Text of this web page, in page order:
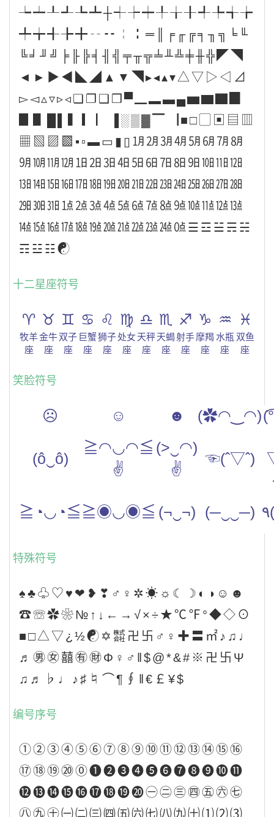
┶┷┸┹┺┻┼┽┾┿╀╁╂╃╄╅╆
╇╈╉╊╋╌╍╎╏═║╒╓╔╕╖╗╘╙
╚╛╜╝╞╟╠╡╢╣╤╥╦╧╨╩╪╫╬◤◥
◄►▶◀◣◢▲▼◥▸◂▴▾△▽▷◁⊿
▻◅▵▿▹◃❏❐❑❒▀▁▂▃▄▅▆▇▉
▊▋█▌▍▎▏▐░▒▓▔▕■□▢▣▤▥
▦▧▨▩▪▫▬▭▮▯㋀㋁㋂㋃㋄㋅㋆㋇
㋈㋉㋊㋋㏠㏡㏢㏣㏤㏥㏦㏧㏨㏩㏪㏫
㏬㏭㏮㏯㏰㏱㏲㏳㏴㏵㏶㏷㏸㏹㏺㏻
㏼㏽㏾㍙㍚㍛㍜㍝㍞㍟㍠㍡㍢㍣㍤㍥
㍦㍧㍨㍩㍪㍫㍬㍭㍮㍯㍰㍘☰☲☱☴☵
☶☳☷☯
十二星座符号
♈ ♉ ♊ ♋ ♌ ♍ ♎ ♏ ♐ ♑ ♒ ♓
牧羊
座
金牛
座
双子
座
巨蟹
座
狮子
座
处女
座
天秤
座
天蝎
座
射手
座
摩羯
座
水瓶
座
双鱼
座
笑脸符号
☹ ☺ ☻ (✿◠‿◠)
(ô‿ô)
≧◠◡◠≦
✌
(>‿◠)
✌
☜(ˆ▽ˆ)
≧◔◡◔≦ ≧◉◡◉≦ (¬‿¬) (─‿‿─)
特殊符号
♠♣♧♡♥❤❥❣♂♀✲☀☼☾☽◐◑☺☻
☎☏✿❀№↑↓←→√×÷★℃℉°◆◇⊙
■□△▽¿½☯✡㍿卍卐♂♀✚〓㎡♪♫♩
♬㊚㊛囍㊒㊖Φ♀♂‖$@*&#※卍卐Ψ
♫♬♭♩♪♯♮⌒¶∮‖€￡¥$
编号序号
①②③④⑤⑥⑦⑧⑨⑩⑪⑫⑬⑭⑮⑯
⑰⑱⑲⑳⓪❶❷❸❹❺❻❼❽❾❿⓫
⓬⓭⓮⓯⓰⓱⓲⓳⓴㊀㊁㊂㊃㊄㊅㊆
㊇㊈㊉㈠㈡㈢㈣㈤㈥㈦㈧㈨㈩⑴⑵⑶